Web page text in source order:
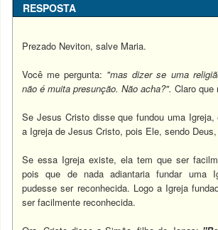
RESPOSTA
Prezado Neviton, salve Maria.
Você me pergunta: "mas dizer se uma
não é muita presunção. Não acha?". Claro que
Se Jesus Cristo disse que fundou uma
a Igreja de Jesus Cristo, pois Ele, sendo
Se essa Igreja existe, ela tem que ser
pois que de nada adiantaria fundar uma
pudesse ser reconhecida. Logo a Igreja
ser facilmente reconhecida.